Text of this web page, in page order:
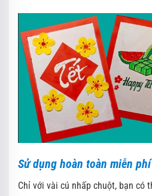
Sử dụng hoàn toàn miễn phí
Chỉ với vài cú nhấp chuột, bạn có